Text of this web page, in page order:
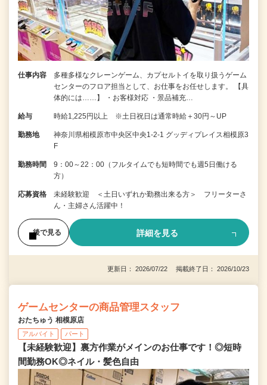
仕事内容
多種多様なクレーンゲーム、カプセルトイを取り扱うゲーム
センターのフロア担当として、お仕事をお任せします。 【具
体的には……】 ・お客様対応 ・景品補充…
給与 時給1,225円以上 ※土日祝日は通常時給＋30円～UP
勤務地
神奈川県相模原市中央区中央1-2-1 グッディプレイス相模原3
F
勤務時間
9：00～22：00（フルタイムでも短時間でも週5日働ける
方）
応募資格
未経験歓迎 ＜土日いずれか勤務出来る方＞ フリーターさ
ん・主婦さん活躍中！
後で見る 詳細を見る
更新日： 2026/07/22 掲載終了日： 2026/10/23
ゲームセンターの商品管理スタッフ
おたちゅう 相模原店
アルバイト パート
【未経験歓迎】裏方作業がメインのお仕事です！◎短時
間勤務OK◎ネイル・髪色自由